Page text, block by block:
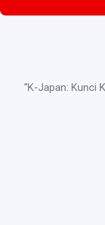
“K-Japan: Kunci